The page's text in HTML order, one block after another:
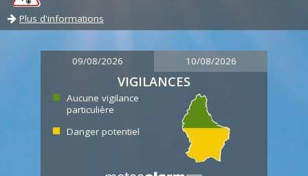
Plus d'informations
09/08/2026 10/08/2026
VIGILANCES
Aucune vigilance
particulière
Danger potentiel